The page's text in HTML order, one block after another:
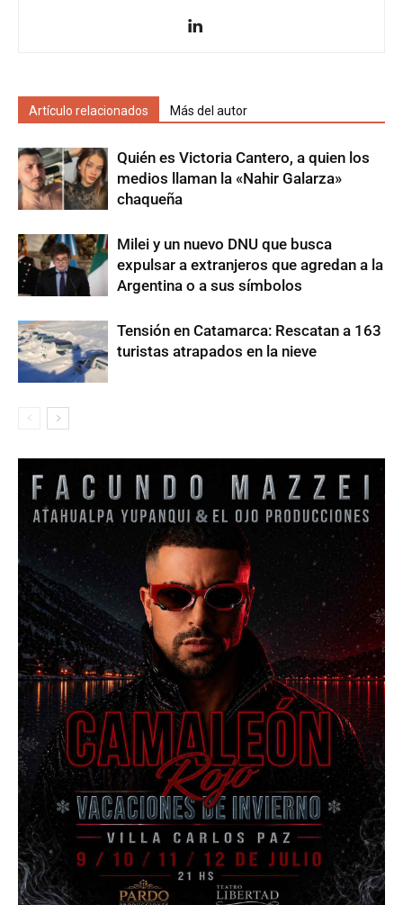
Artículo relacionados Más del autor
Quién es Victoria Cantero, a quien los
medios llaman la «Nahir Galarza»
chaqueña
Milei y un nuevo DNU que busca
expulsar a extranjeros que agredan a la
Argentina o a sus símbolos
Tensión en Catamarca: Rescatan a 163
turistas atrapados en la nieve